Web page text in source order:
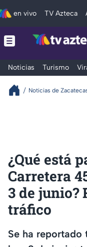
en vivo TV Azteca
Noticias Turismo
Noticias de
¿Qué está
Carretera
3 de junio?
tráfico
Se ha